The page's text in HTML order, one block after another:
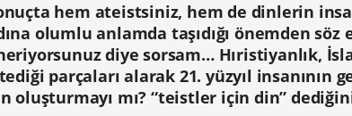
hem ateistsiniz, hem de dinlerin
olumlu anlamda taşıdığı önemden
diye sorsam… Hıristiyanlık,
parçaları alarak 21. yüzyıl
oluşturmayı mı? “teistler için din”